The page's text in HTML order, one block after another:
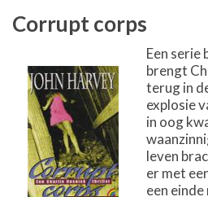
Corrupt corps
Een
brengt
terug in
explosie
in oog
leven
er met
een